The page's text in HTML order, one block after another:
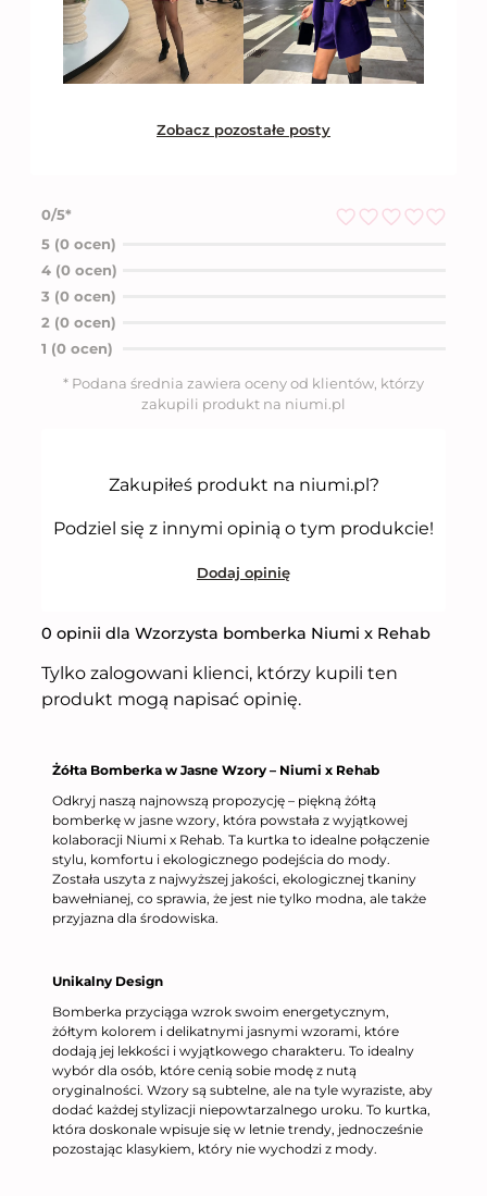
Zobacz pozostałe posty
0/5*
5
n
5 (0 ocen)
4 (0 ocen)
3 (0 ocen)
2 (0 ocen)
1 (0 ocen)
* Podana średnia zawiera oceny od klientów, którzy
zakupili produkt na niumi.pl
Zakupiłeś produkt na niumi.pl?
Podziel się z innymi opinią o tym produkcie!
Dodaj opinię
0 opinii dla Wzorzysta bomberka Niumi x Rehab
Tylko zalogowani klienci, którzy kupili ten
produkt mogą napisać opinię.
Żółta Bomberka w Jasne Wzory – Niumi x Rehab
Odkryj naszą najnowszą propozycję – piękną żółtą
bomberkę w jasne wzory, która powstała z wyjątkowej
kolaboracji Niumi x Rehab. Ta kurtka to idealne połączenie
stylu, komfortu i ekologicznego podejścia do mody.
Została uszyta z najwyższej jakości, ekologicznej tkaniny
bawełnianej, co sprawia, że jest nie tylko modna, ale także
przyjazna dla środowiska.
Unikalny Design
Bomberka przyciąga wzrok swoim energetycznym,
żółtym kolorem i delikatnymi jasnymi wzorami, które
dodają jej lekkości i wyjątkowego charakteru. To idealny
wybór dla osób, które cenią sobie modę z nutą
oryginalności. Wzory są subtelne, ale na tyle wyraziste, aby
dodać każdej stylizacji niepowtarzalnego uroku. To kurtka,
która doskonale wpisuje się w letnie trendy, jednocześnie
pozostając klasykiem, który nie wychodzi z mody.